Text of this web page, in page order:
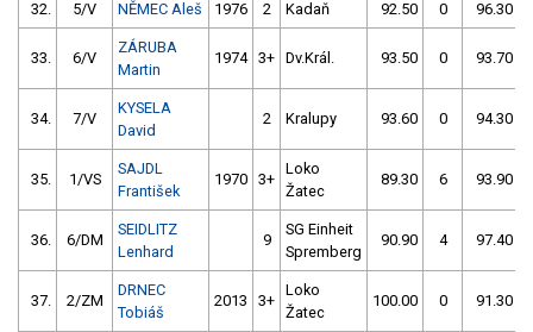
32. 5/V NĚMEC Aleš 1976 2 Kadaň 92.50 0 96.30
33. 6/V
ZÁRUBA
Martin
1974 3+ Dv.Král. 93.50 0 93.70
34. 7/V
KYSELA
David
2 Kralupy 93.60 0 94.30
35. 1/VS
SAJDL
František
1970 3+
Loko
Žatec
89.30 6 93.90
36. 6/DM
SEIDLITZ
Lenhard
9
SG Einheit
Spremberg
90.90 4 97.40
37. 2/ZM
DRNEC
Tobiáš
2013 3+
Loko
Žatec
100.00 0 91.30